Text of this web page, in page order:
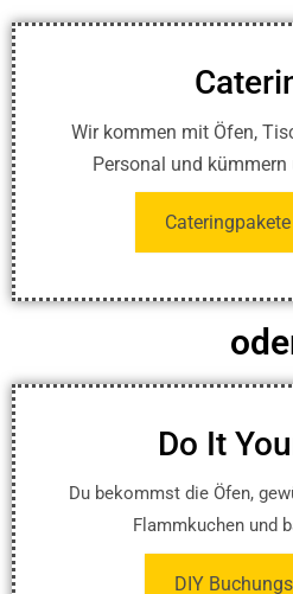
Wir kommen mit Öfen,
Personal und kümmern
Do It
Du bekommst die Öfen,
Flammkuchen und
DIY